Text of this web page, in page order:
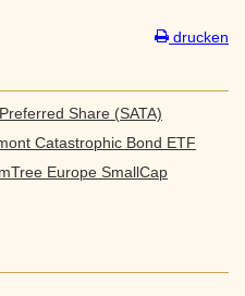
drucken
Share (SATA)
Catastrophic Bond ETF
Europe SmallCap